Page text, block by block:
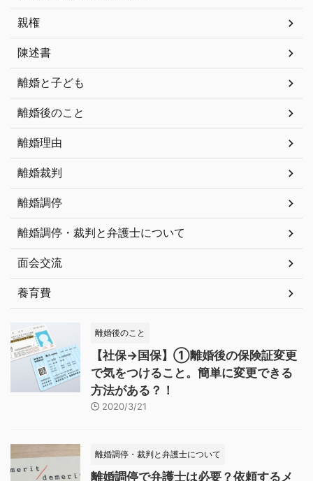
親権
陳述書
離婚と子ども
離婚後のこと
離婚理由
離婚裁判
離婚調停
離婚調停・裁判と弁護士について
面会交流
養育費
離婚後のこと
【社保→国保】①離婚後の保険証変更
で気をつけること。簡単に変更できる
方法がある？！
2020/3/21
離婚調停・裁判と弁護士について
離婚調停で弁護士は必要？依頼するメ